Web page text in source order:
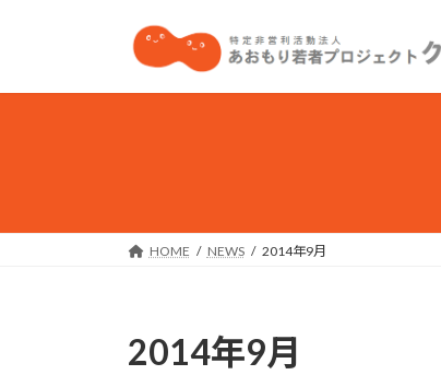
ン
ー
HOME NEWS 2014年9月
2014年9月